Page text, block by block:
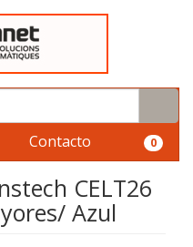
Contacto 0
CELT26
Azul